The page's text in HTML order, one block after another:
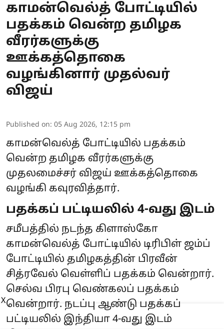
காமன்வெல்த் போட்டியில்
பதக்கம் வென்ற தமிழக
வீரர்களுக்கு
ஊக்கத்தொகை
வழங்கினார் முதல்வர்
விஜய்
Published on: 05 Aug 2026, 12:15 pm
காமன்வெல்த் போட்டியில் பதக்கம்
வென்ற தமிழக வீரர்களுக்கு
முதலமைச்சர் விஜய் ஊக்கத்தொகை
வழங்கி கவுரவித்தார்.
பதக்கப் பட்டியலில் 4-வது இடம்
சமீபத்தில் நடந்த கிளாஸ்கோ
காமன்வெல்த் போட்டியில் டிரிபிள் ஜம்ப்
போட்டியில் தமிழகத்தின் பிரவீன்
சித்ரவேல் வெள்ளிப் பதக்கம் வென்றார்.
செல்வ பிரபு வெண்கலப் பதக்கம்
வென்றார். நடப்பு ஆண்டு பதக்கப்
பட்டியலில் இந்தியா 4-வது இடம்
X